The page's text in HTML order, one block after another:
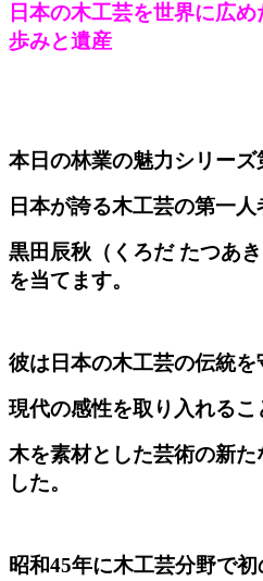
日本の木工芸を世界に広
歩みと遺産
本日の林業の魅力シリーズ
日本が誇る木工芸の第一人
黒田辰秋（くろだ たつあ
を当てます。
彼は日本の木工芸の伝統を
現代の感性を取り入れるこ
木を素材とした芸術の新
した。
昭和45年に木工芸分野で